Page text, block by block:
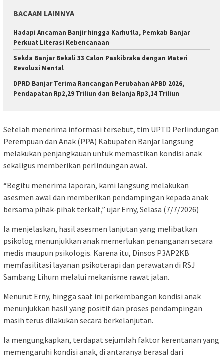
BACAAN LAINNYA
Hadapi Ancaman Banjir hingga Karhutla, Pemkab Banjar
Perkuat Literasi Kebencanaan
Sekda Banjar Bekali 33 Calon Paskibraka dengan Materi
Revolusi Mental
DPRD Banjar Terima Rancangan Perubahan APBD 2026,
Pendapatan Rp2,29 Triliun dan Belanja Rp3,14 Triliun
Setelah menerima informasi tersebut, tim UPTD Perlindungan
Perempuan dan Anak (PPA) Kabupaten Banjar langsung
melakukan penjangkauan untuk memastikan kondisi anak
sekaligus memberikan perlindungan awal.
“Begitu menerima laporan, kami langsung melakukan
asesmen awal dan memberikan pendampingan kepada anak
bersama pihak-pihak terkait,” ujar Erny, Selasa (7/7/2026)
Ia menjelaskan, hasil asesmen lanjutan yang melibatkan
psikolog menunjukkan anak memerlukan penanganan secara
medis maupun psikologis. Karena itu, Dinsos P3AP2KB
memfasilitasi layanan psikoterapi dan perawatan di RSJ
Sambang Lihum melalui mekanisme rawat jalan.
Menurut Erny, hingga saat ini perkembangan kondisi anak
menunjukkan hasil yang positif dan proses pendampingan
masih terus dilakukan secara berkelanjutan.
Ia mengungkapkan, terdapat sejumlah faktor kerentanan yang
memengaruhi kondisi anak, di antaranya berasal dari